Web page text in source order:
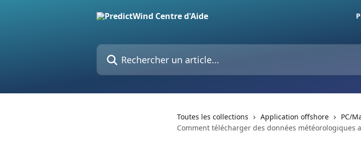
Rechercher un article...
Toutes les collections Application offshore
PC/
Comment télécharger des données météorologiques